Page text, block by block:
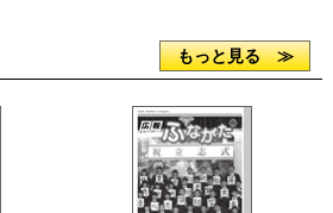
もっと見る ≫